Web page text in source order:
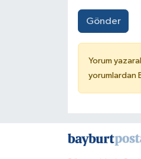
Gönder
Yorum
yorumlardan